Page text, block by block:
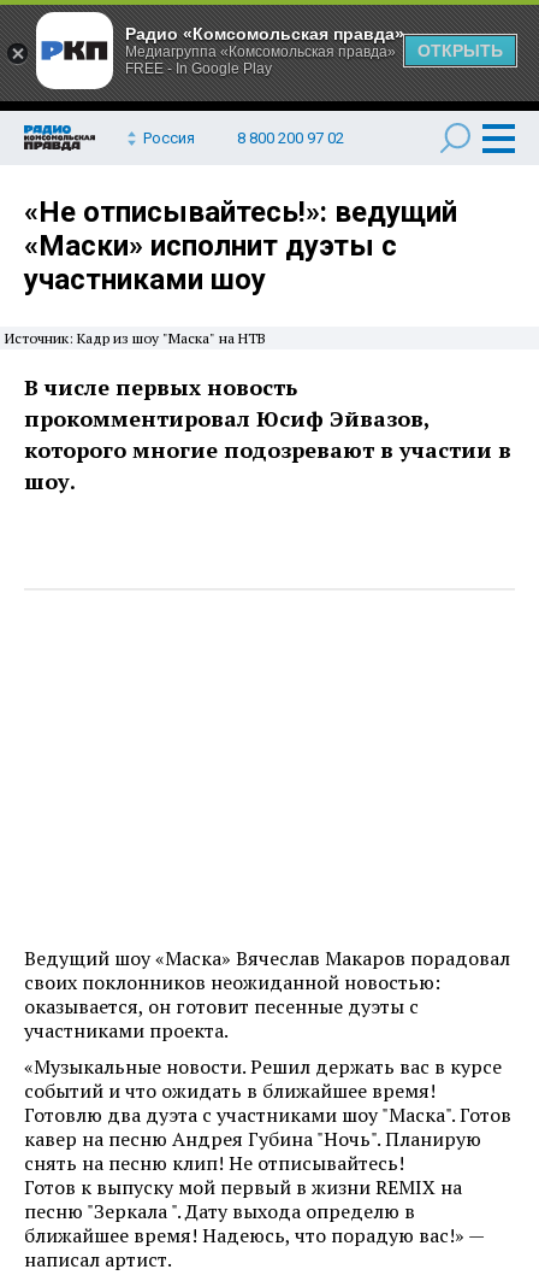
Россия 8 800 200 97 02
«Не отписывайтесь!»: ведущий
«Маски» исполнит дуэты с
участниками шоу
Источник: Кадр из шоу "Маска" на НТВ
В числе первых новость
прокомментировал Юсиф Эйвазов,
которого многие подозревают в участии в
шоу.
Ведущий шоу «Маска» Вячеслав Макаров порадовал
своих поклонников неожиданной новостью:
оказывается, он готовит песенные дуэты с
участниками проекта.
«Музыкальные новости. Решил держать вас в курсе
событий и что ожидать в ближайшее время!
Готовлю два дуэта с участниками шоу "Маска". Готов
кавер на песню Андрея Губина "Ночь". Планирую
снять на песню клип! Не отписывайтесь!
Готов к выпуску мой первый в жизни REMIX на
песню "Зеркала ". Дату выхода определю в
ближайшее время! Надеюсь, что порадую вас!» —
написал артист.
Радио «Комсомольская правда»
Медиагруппа «Комсомольская правда»
FREE - In Google Play
ОТКРЫТЬ